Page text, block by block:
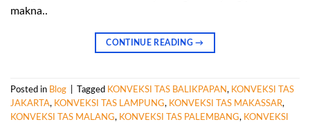
makna..
CONTINUE READING→
Posted in Blog Tagged KONVEKSI TAS BALIKPAPAN, KONVEKSI TAS
JAKARTA, KONVEKSI TAS LAMPUNG, KONVEKSI TAS MAKASSAR,
KONVEKSI TAS MALANG, KONVEKSI TAS PALEMBANG, KONVEKSI